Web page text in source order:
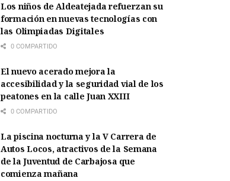
Los niños de Aldeatejada refuerzan su
formación en nuevas tecnologías con
las Olimpiadas Digitales
0 COMPARTIDO
El nuevo acerado mejora la
accesibilidad y la seguridad vial de los
peatones en la calle Juan XXIII
0 COMPARTIDO
La piscina nocturna y la V Carrera de
Autos Locos, atractivos de la Semana
de la Juventud de Carbajosa que
comienza mañana